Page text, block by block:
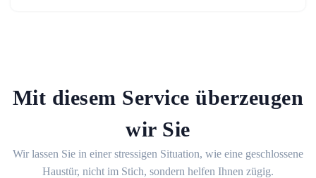
Mit diesem Service überzeugen
wir Sie
Wir lassen Sie in einer stressigen Situation, wie eine geschlossene
Haustür, nicht im Stich, sondern helfen Ihnen zügig.